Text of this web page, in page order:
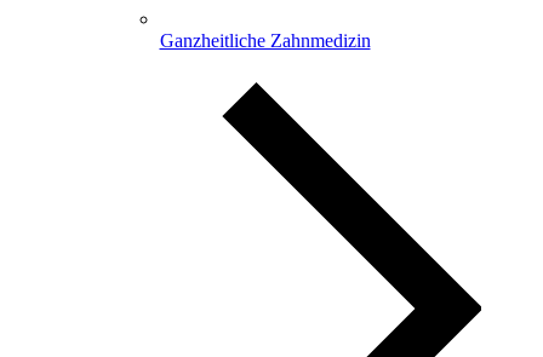
Ganzheitliche Zahnmedizin